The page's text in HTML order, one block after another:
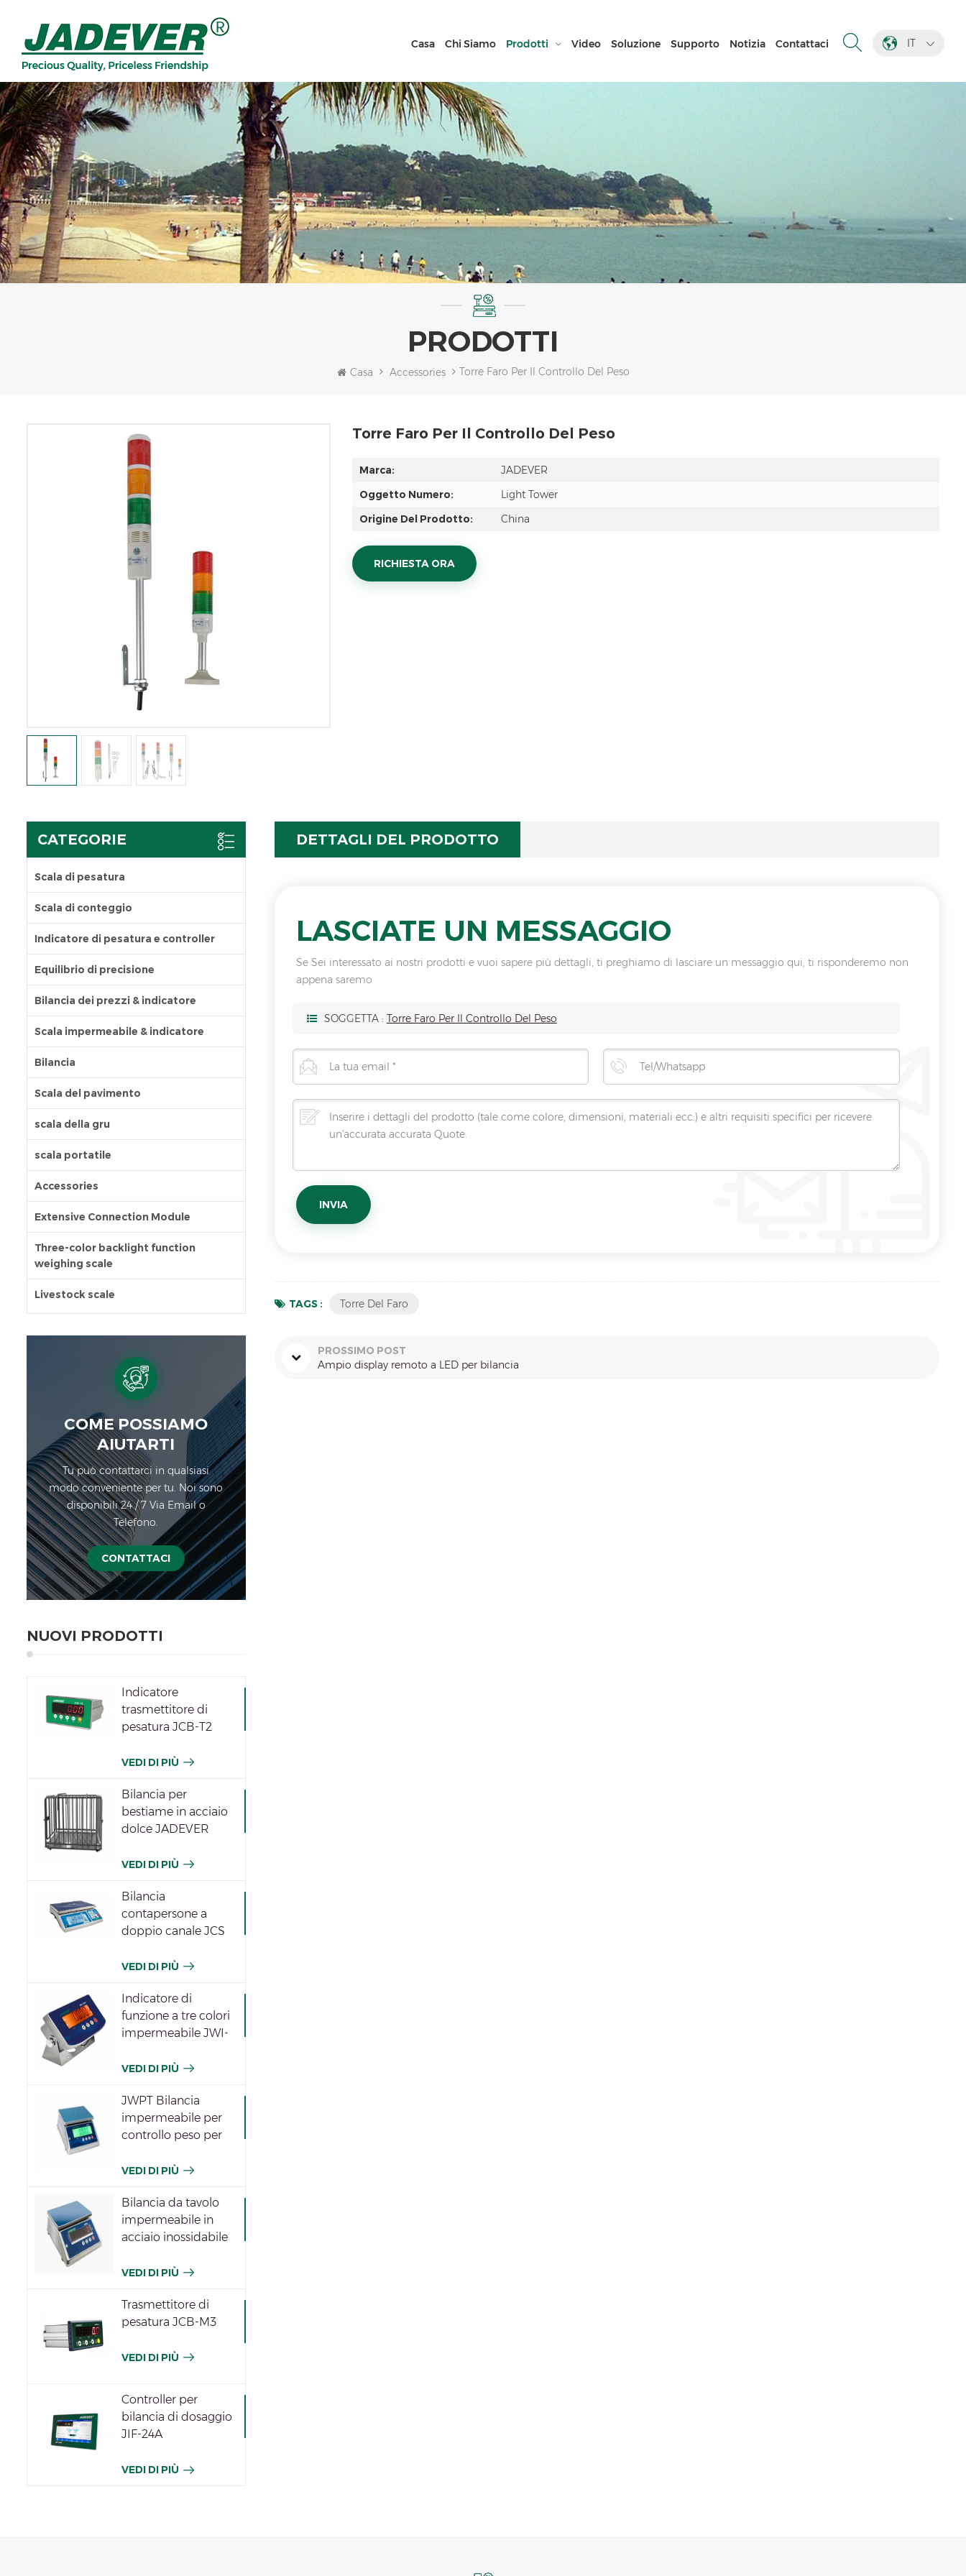
IT
Casa Chi Siamo Prodotti Video Soluzione Supporto Notizia Contattaci
PRODOTTI
Casa Accessories Torre Faro Per Il Controllo Del Peso
Torre Faro Per Il Controllo Del Peso
Marca:
JADEVER
Oggetto Numero:
Light Tower
Origine Del Prodotto:
China
RICHIESTA ORA
CATEGORIE
Scala di pesatura
Scala di conteggio
Indicatore di pesatura e controller
Equilibrio di precisione
Bilancia dei prezzi & indicatore
Scala impermeabile & indicatore
Bilancia
Scala del pavimento
scala della gru
scala portatile
Accessories
Extensive Connection Module
Three-color backlight function
weighing scale
Livestock scale
COME POSSIAMO
AIUTARTI
Tu può contattarci in qualsiasi
modo conveniente per tu. Noi sono
disponibili 24 / 7 Via Email o
Telefono.
CONTATTACI
NUOVI PRODOTTI
Indicatore
trasmettitore di
pesatura JCB-T2
VEDI DI PIÙ
Bilancia per
bestiame in acciaio
dolce JADEVER
VEDI DI PIÙ
Bilancia
contapersone a
doppio canale JCS
VEDI DI PIÙ
Indicatore di
funzione a tre colori
impermeabile JWI-
VEDI DI PIÙ
JWPT Bilancia
impermeabile per
controllo peso per
VEDI DI PIÙ
Bilancia da tavolo
impermeabile in
acciaio inossidabile
VEDI DI PIÙ
Trasmettitore di
pesatura JCB-M3
VEDI DI PIÙ
Controller per
bilancia di dosaggio
JIF-24A
VEDI DI PIÙ
DETTAGLI DEL PRODOTTO
LASCIATE UN MESSAGGIO
Se Sei interessato ai nostri prodotti e vuoi sapere più dettagli, ti preghiamo di lasciare un messaggio qui, ti risponderemo non
appena saremo
SOGGETTA : Torre Faro Per Il Controllo Del Peso
TAGS : Torre Del Faro
PROSSIMO POST
Ampio display remoto a LED per bilancia